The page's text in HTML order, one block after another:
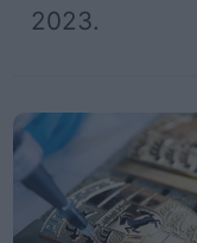
2023.